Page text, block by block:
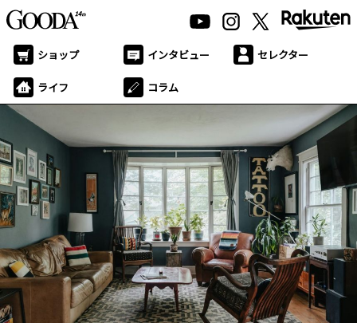
ショップ インタビュー セレクター
ライフ コラム